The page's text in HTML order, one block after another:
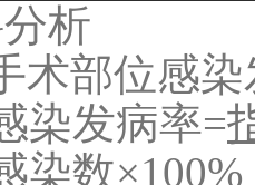
析
术部位感
染发病率=
染数